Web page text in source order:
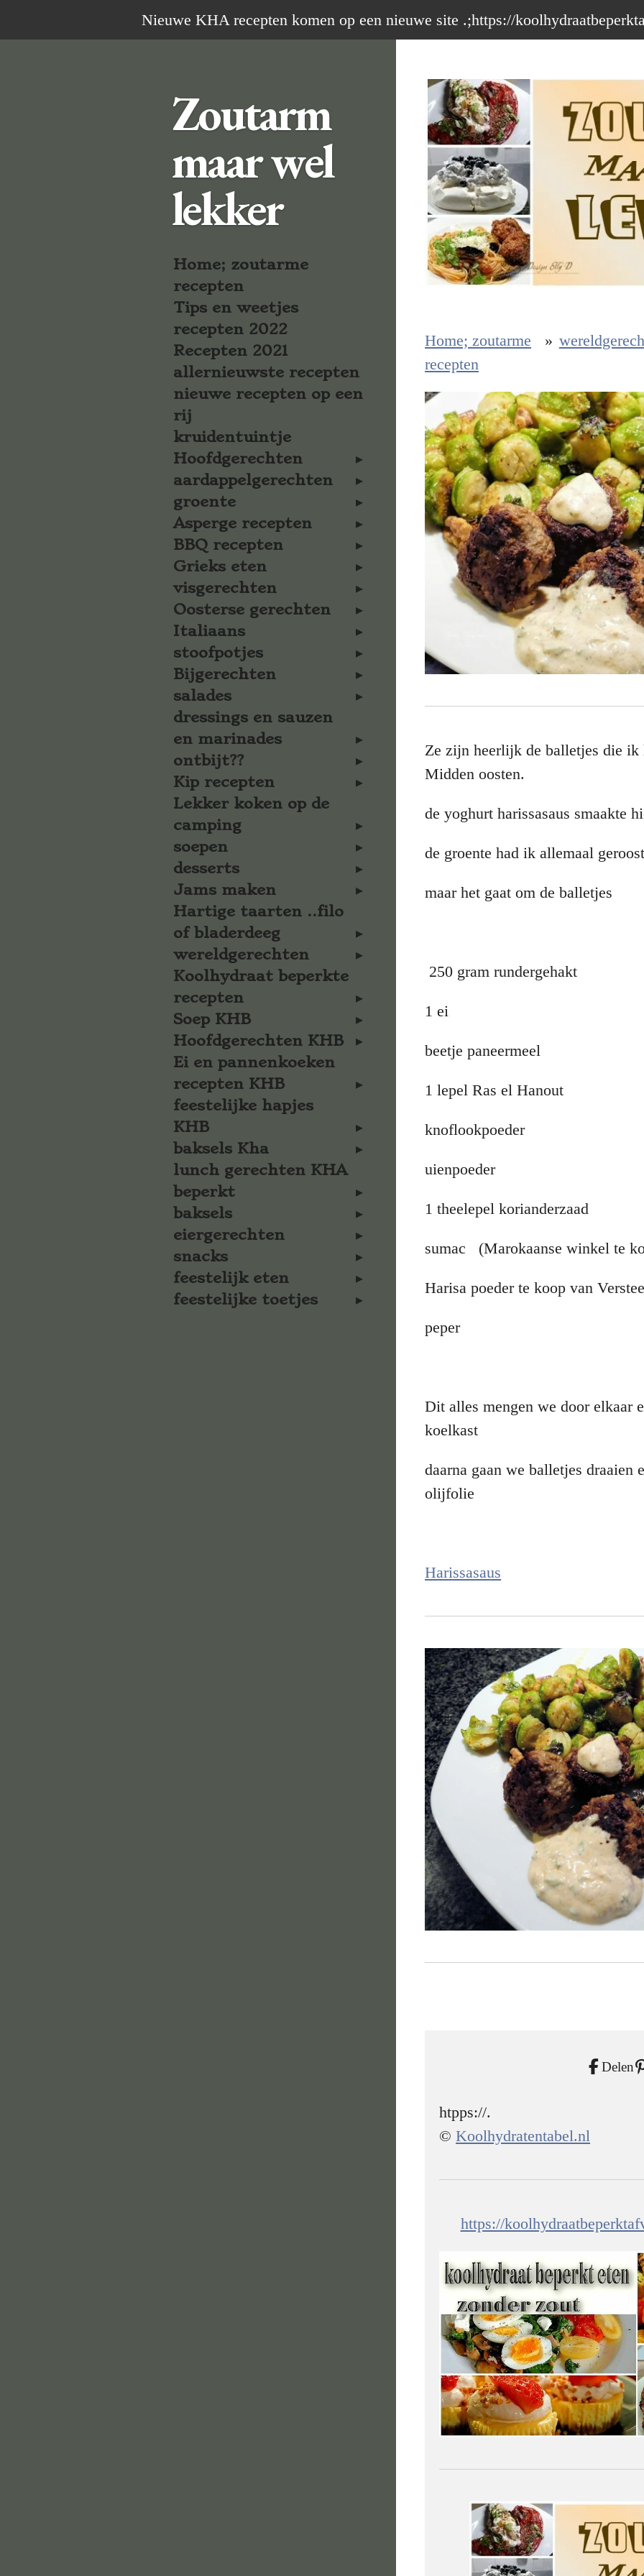
direct
Nieuwe KHA recepten komen op een nieuwe site .;https://
Home; zoutarme
recepten
»
Ze zijn heerlijk de balletjes die
Midden oosten.
de yoghurt harissasaus smaakte
de groente had ik allemaal
maar het gaat om de balletjes
250 gram rundergehakt
1 ei
beetje paneermeel
1 lepel Ras el Hanout
knoflookpoeder
uienpoeder
1 theelepel korianderzaad
sumac (Marokaanse winkel te
Harisa poeder te koop van
peper
Dit alles mengen we door elkaar
koelkast
daarna gaan we balletjes draaien
olijfolie
Harissasaus
Delen
htpps://.
©Koolhydratentabel.nl
https://
Zoutarm
maar wel
lekker
Home; zoutarme
recepten
Tips en weetjes
recepten 2022
Recepten 2021
allernieuwste recepten
nieuwe recepten op een
rij
kruidentuintje
Hoofdgerechten
aardappelgerechten
groente
Asperge recepten
BBQ recepten
Grieks eten
visgerechten
Oosterse gerechten
Italiaans
stoofpotjes
Bijgerechten
salades
dressings en sauzen
en marinades
ontbijt??
Kip recepten
Lekker koken op de
camping
soepen
desserts
Jams maken
Hartige taarten ..filo
of bladerdeeg
wereldgerechten
Koolhydraat beperkte
recepten
Soep KHB
Hoofdgerechten KHB
Ei en pannenkoeken
recepten KHB
feestelijke hapjes
KHB
baksels Kha
lunch gerechten KHA
beperkt
baksels
eiergerechten
snacks
feestelijk eten
feestelijke toetjes